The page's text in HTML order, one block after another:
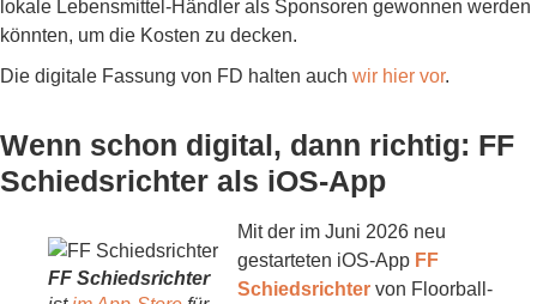
lokale Lebensmittel-Händler als Sponsoren gewonnen werden
könnten, um die Kosten zu decken.
Die digitale Fassung von FD halten auch wir hier vor.
Wenn schon digital, dann richtig: FF
Schiedsrichter als iOS-App
FF Schiedsrichter
Mit der im Juni 2026 neu
gestarteten iOS-App FF
Schiedsrichter von Floorball-